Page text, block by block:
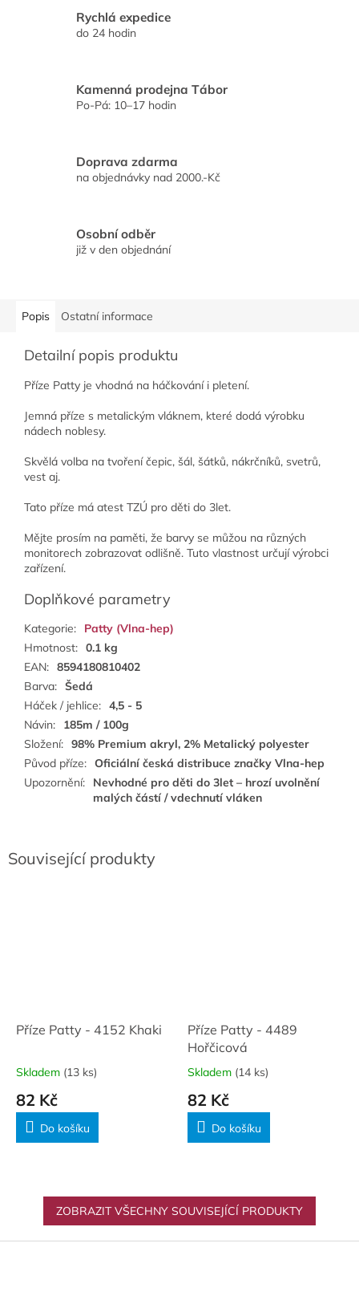
Rychlá expedice
do 24 hodin
Kamenná prodejna Tábor
Po-Pá: 10–17 hodin
Doprava zdarma
na objednávky nad 2000.-Kč
Osobní odběr
již v den objednání
Související produkty
Příze Patty - 4152 Khaki
Skladem (13 ks)
82 Kč
Do košíku
Příze Patty - 4489
Hořčicová
Skladem (14 ks)
82 Kč
Do košíku
ZOBRAZIT VŠECHNY SOUVISEJÍCÍ PRODUKTY
Popis Ostatní informace
Detailní popis produktu
Příze Patty je vhodná na háčkování i pletení.
Jemná příze s metalickým vláknem, které dodá výrobku
nádech noblesy.
Skvělá volba na tvoření čepic, šál, šátků, nákrčníků, svetrů,
vest aj.
Tato příze má atest TZÚ pro děti do 3let.
Mějte prosím na paměti, že barvy se můžou na různých
monitorech zobrazovat odlišně. Tuto vlastnost určují výrobci
zařízení.
Doplňkové parametry
Kategorie:
Patty (Vlna-hep)
Hmotnost: 0.1 kg
EAN: 8594180810402
Barva: Šedá
Háček / jehlice: 4,5 - 5
Návin:
185m / 100g
Složení: 98% Premium akryl, 2% Metalický polyester
Původ příze: Oficiální česká distribuce značky Vlna-hep
Upozornění:
Nevhodné pro děti do 3let – hrozí uvolnění
malých částí / vdechnutí vláken